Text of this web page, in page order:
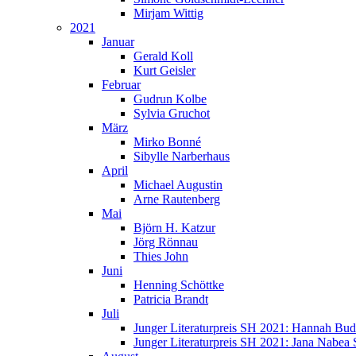
Mirjam Wittig
2021
Januar
Gerald Koll
Kurt Geisler
Februar
Gudrun Kolbe
Sylvia Gruchot
März
Mirko Bonné
Sibylle Narberhaus
April
Michael Augustin
Arne Rautenberg
Mai
Björn H. Katzur
Jörg Rönnau
Thies John
Juni
Henning Schöttke
Patricia Brandt
Juli
Junger Literaturpreis SH 2021: Hannah
Junger Literaturpreis SH 2021: Jana Nabea